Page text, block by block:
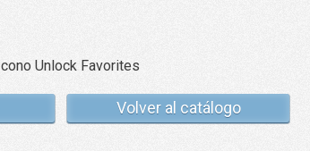
Volver al catálogo